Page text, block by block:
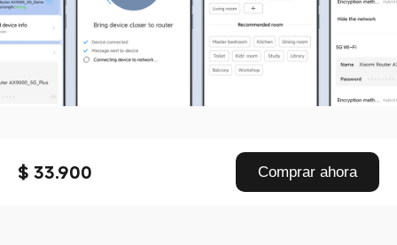
$ 33.900 Comprar ahora